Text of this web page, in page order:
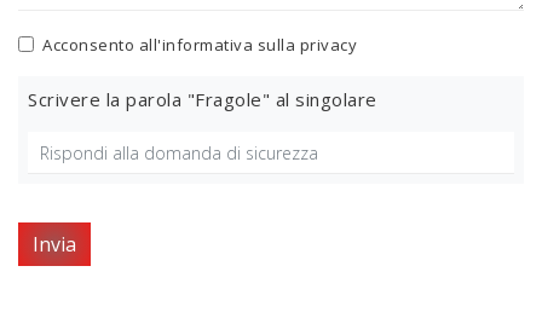
Acconsento all'informativa sulla privacy
Scrivere la parola "Fragole" al singolare
Invia